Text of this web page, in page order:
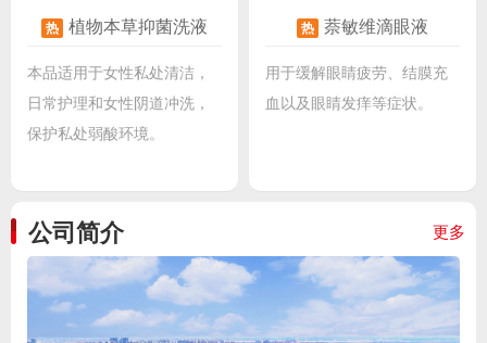
热 植物本草抑菌洗液
本品适用于女性私处清洁，
日常护理和女性阴道冲洗，
保护私处弱酸环境。
热 萘敏维滴眼液
用于缓解眼睛疲劳、结膜充
血以及眼睛发痒等症状。
公司简介 更多